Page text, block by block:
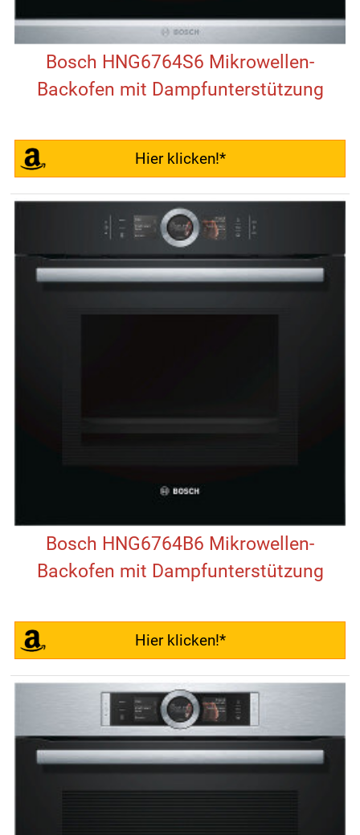
Bosch HNG6764S6 Mikrowellen-
Backofen mit Dampfunterstützung
Hier klicken!*
Bosch HNG6764B6 Mikrowellen-
Backofen mit Dampfunterstützung
Hier klicken!*